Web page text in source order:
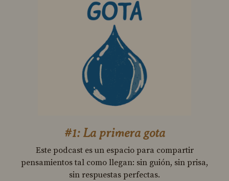
#1: La primera gota
Este podcast es un espacio para compartir
pensamientos tal como llegan: sin guión, sin prisa,
sin respuestas perfectas.